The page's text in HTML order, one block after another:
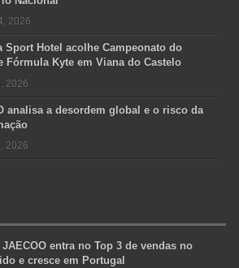
2026
Sport Hotel acolhe Campeonato do
Fórmula Kyte em Viana do Castelo
2026
analisa a desordem global e o risco da
2026
JAECOO entra no Top 3 de vendas no
e cresce em Portugal